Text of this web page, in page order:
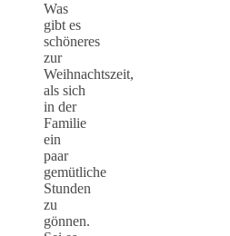
Was
gibt es
schöneres
zur
Weihnachtszeit,
als sich
in der
Familie
ein
paar
gemütliche
Stunden
zu
gönnen.